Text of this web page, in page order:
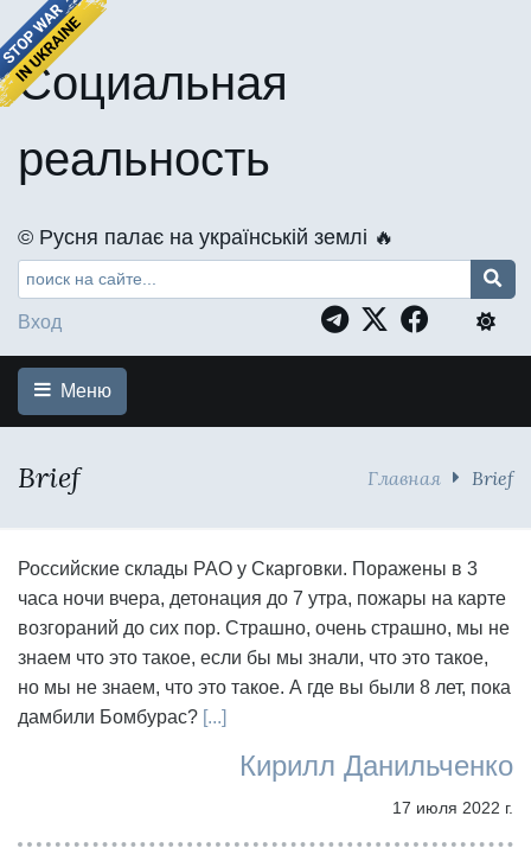
Социальная
реальность
©️ Русня палає на українській землі 🔥
Вход
Меню
Brief Главная Brief
Российские склады РАО у Скарговки. Поражены в 3
часа ночи вчера, детонация до 7 утра, пожары на карте
возгораний до сих пор. Страшно, очень страшно, мы не
знаем что это такое, если бы мы знали, что это такое,
но мы не знаем, что это такое. А где вы были 8 лет, пока
дамбили Бомбурас? [...]
Кирилл Данильченко
17 июля 2022 г.